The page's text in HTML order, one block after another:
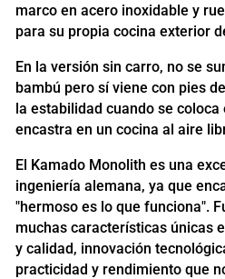
marco en acero inoxidable y
para su propia cocina exterior
En la versión sin carro, no se
bambú pero sí viene con pies
la estabilidad cuando se
encastra en un cocina al aire
El Kamado Monolith es una
ingeniería alemana, ya que
"hermoso es lo que funciona".
muchas características únicas
y calidad, innovación
practicidad y rendimiento que